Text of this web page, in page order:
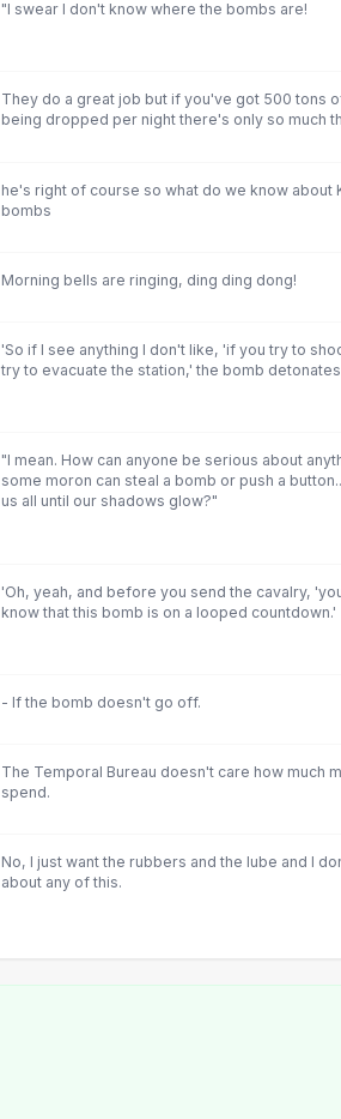
"I swear I don't know where the bombs are!
They do a great job but if you've got 500 tons
being dropped per night there's only so much
he's right of course so what do we know about
bombs
Morning bells are ringing, ding ding dong!
'So if I see anything I don't like, 'if you try to
try to evacuate the station,' the bomb
"I mean. How can anyone be serious about
some moron can steal a bomb or push a
us all until our shadows glow?"
'Oh, yeah, and before you send the cavalry,
know that this bomb is on a looped countdown.'
- If the bomb doesn't go off.
The Temporal Bureau doesn't care how much
spend.
No, I just want the rubbers and the lube and I
about any of this.